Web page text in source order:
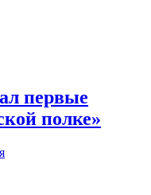
первые
полке»